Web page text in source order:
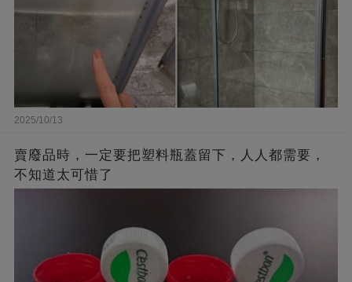
2025/10/13
賣廢品時，一定要把塑料瓶蓋留下，人人都需要，
不知道太可惜了